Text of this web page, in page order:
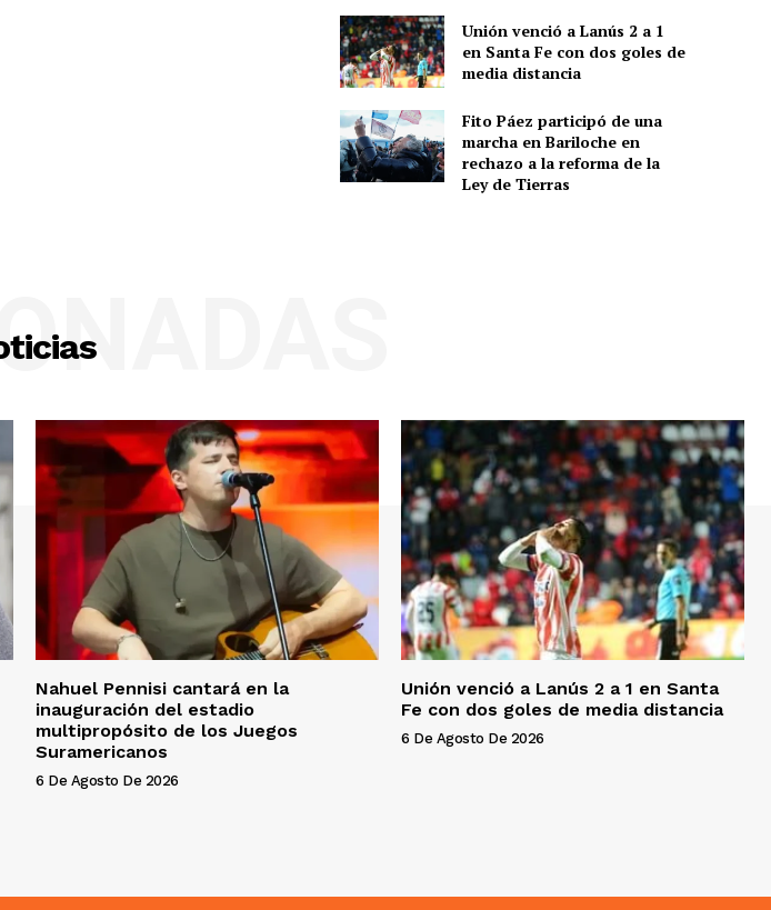
Unión venció a Lanús 2 a 1
en Santa Fe con dos goles de
media distancia
Fito Páez participó de una
marcha en Bariloche en
rechazo a la reforma de la
Ley de Tierras
Nahuel Pennisi cantará en la
inauguración del estadio
multipropósito de los Juegos
Suramericanos
6 De Agosto De 2026
Unión venció a Lanús 2 a 1 en Santa
Fe con dos goles de media distancia
6 De Agosto De 2026